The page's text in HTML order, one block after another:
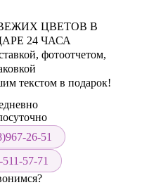
ЦВЕТОВ В
24 ЧАСА
фотоотчетом,
текстом в подарок!
26-51
57-71